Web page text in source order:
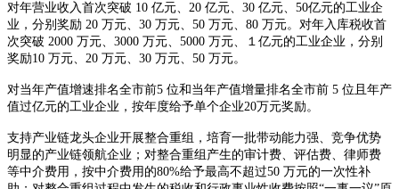
对年营业收入首次突破 10 亿元、20 亿元、30 亿元、50亿元的工业企
业，分别奖励 20 万元、30 万元、50 万元、80 万元。对年入库税收首
次突破 2000 万元、3000 万元、5000 万元、１亿元的工业企业，分别
奖励10 万元、20 万元、30 万元、50 万元。
对当年产值增速排名全市前5 位和当年产值增量排名全市前 5 位且年产
值过亿元的工业企业，按年度给予单个企业20万元奖励。
支持产业链龙头企业开展整合重组，培育一批带动能力强、竞争优势
明显的产业链领航企业；对整合重组产生的审计费、评估费、律师费
等中介费用，按中介费用的80%给予最高不超过50 万元的一次性补